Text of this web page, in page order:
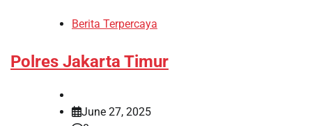
Berita Terpercaya
Polres Jakarta Timur
June 27, 2025